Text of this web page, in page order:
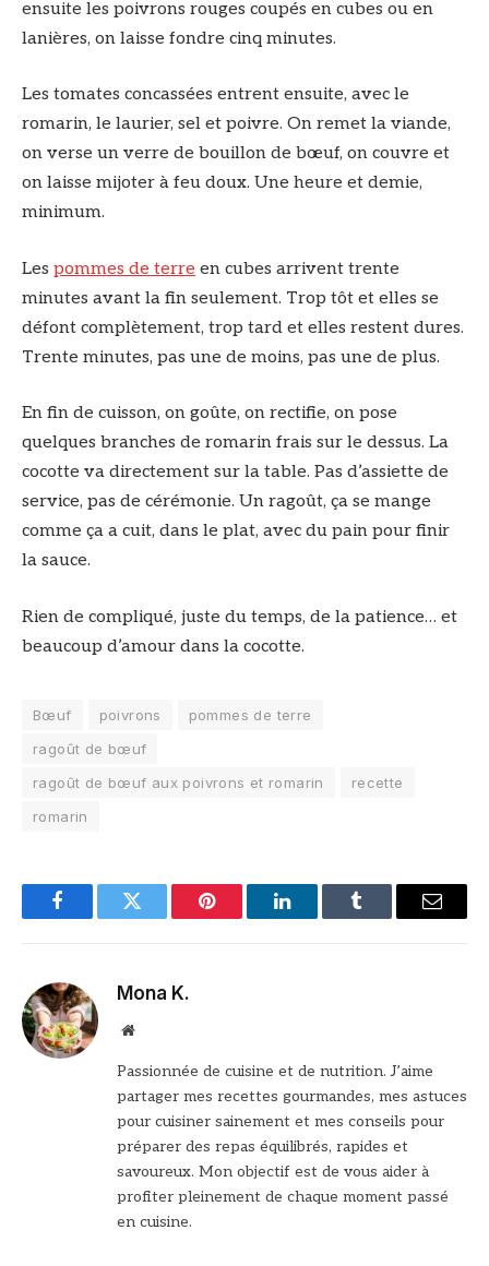
ensuite les poivrons rouges coupés en cubes ou en
lanières, on laisse fondre cinq minutes.
Les tomates concassées entrent ensuite, avec le
romarin, le laurier, sel et poivre. On remet la viande,
on verse un verre de bouillon de bœuf, on couvre et
on laisse mijoter à feu doux. Une heure et demie,
minimum.
Les pommes de terre en cubes arrivent trente
minutes avant la fin seulement. Trop tôt et elles se
défont complètement, trop tard et elles restent dures.
Trente minutes, pas une de moins, pas une de plus.
En fin de cuisson, on goûte, on rectifie, on pose
quelques branches de romarin frais sur le dessus. La
cocotte va directement sur la table. Pas d’assiette de
service, pas de cérémonie. Un ragoût, ça se mange
comme ça a cuit, dans le plat, avec du pain pour finir
la sauce.
Rien de compliqué, juste du temps, de la patience… et
beaucoup d’amour dans la cocotte.
Bœuf poivrons
pommes de terre
ragoût de bœuf
ragoût de bœuf aux poivrons et romarin
recette
romarin
FacebookTwitter Pinterest LinkedInTumblr Email
Mona K.
Site
Passionnée de cuisine et de nutrition. J’aime
partager mes recettes gourmandes, mes astuces
pour cuisiner sainement et mes conseils pour
préparer des repas équilibrés, rapides et
savoureux. Mon objectif est de vous aider à
profiter pleinement de chaque moment passé
en cuisine.